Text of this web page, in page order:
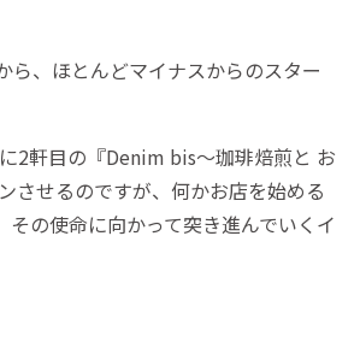
ら、ほとんどマイナスからのスター
2軒目の『Denim bis〜珈琲焙煎と お
させるのですが、何かお店を始める
その使命に向かって突き進んでいくイ